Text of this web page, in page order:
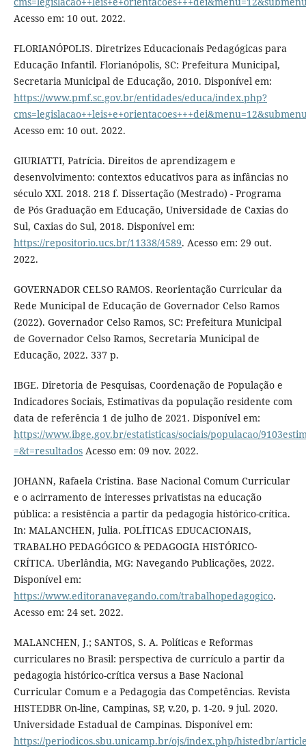
Acesso em: 10 out. 2022.
FLORIANÓPOLIS. Diretrizes Educacionais Pedagógicas para
Educação Infantil. Florianópolis, SC: Prefeitura Municipal,
Secretaria Municipal de Educação, 2010. Disponível em:
https://www.pmf.sc.gov.br/entidades/educa/index.php?
Acesso em: 10 out. 2022.
GIURIATTI, Patrícia. Direitos de aprendizagem e
desenvolvimento: contextos educativos para as infâncias no
século XXI. 2018. 218 f. Dissertação (Mestrado) - Programa
de Pós Graduação em Educação, Universidade de Caxias do
Sul, Caxias do Sul, 2018. Disponível em:
https://repositorio.ucs.br/11338/4589. Acesso em: 29 out.
2022.
GOVERNADOR CELSO RAMOS. Reorientação Curricular da
Rede Municipal de Educação de Governador Celso Ramos
(2022). Governador Celso Ramos, SC: Prefeitura Municipal
de Governador Celso Ramos, Secretaria Municipal de
Educação, 2022. 337 p.
IBGE. Diretoria de Pesquisas, Coordenação de População e
Indicadores Sociais, Estimativas da população residente com
data de referência 1 de julho de 2021. Disponível em:
https://www.ibge.gov.br/estatisticas/sociais/populacao/
=&t=resultadosAcesso em: 09 nov. 2022.
JOHANN, Rafaela Cristina. Base Nacional Comum Curricular
e o acirramento de interesses privatistas na educação
pública: a resistência a partir da pedagogia histórico-crítica.
In: MALANCHEN, Julia. POLÍTICAS EDUCACIONAIS,
TRABALHO PEDAGÓGICO & PEDAGOGIA HISTÓRICO-
CRÍTICA. Uberlândia, MG: Navegando Publicações, 2022.
Disponível em:
https://www.editoranavegando.com/trabalhopedagogico.
Acesso em: 24 set. 2022.
MALANCHEN, J.; SANTOS, S. A. Políticas e Reformas
curriculares no Brasil: perspectiva de currículo a partir da
pedagogia histórico-crítica versus a Base Nacional
Curricular Comum e a Pedagogia das Competências. Revista
HISTEDBR On-line, Campinas, SP, v.20, p. 1-20. 9 jul. 2020.
Universidade Estadual de Campinas. Disponível em:
https://periodicos.sbu.unicamp.br/ojs/index.php/histedbr/